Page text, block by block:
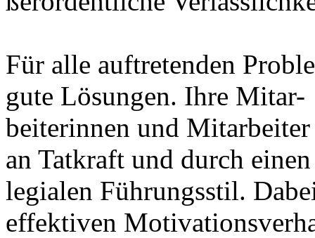
Für alle auftretenden
gute Lösungen. Ihre Mitar-
beiterinnen und
an Tatkraft und durch
legialen Führungsstil.
effektiven